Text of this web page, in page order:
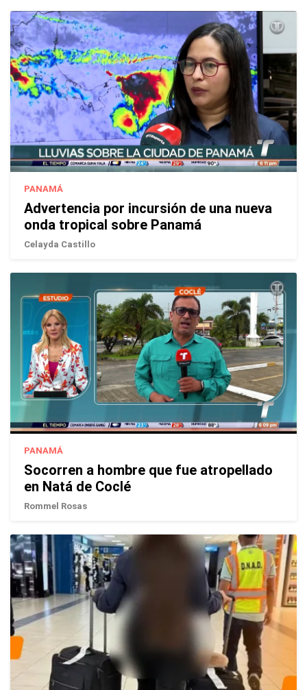
PANAMÁ
Advertencia por incursión de una nueva
onda tropical sobre Panamá
Celayda Castillo
PANAMÁ
Socorren a hombre que fue atropellado
en Natá de Coclé
Rommel Rosas